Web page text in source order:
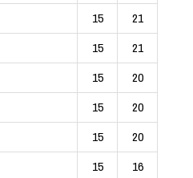
15
21
15
21
15
20
15
20
15
20
15
16